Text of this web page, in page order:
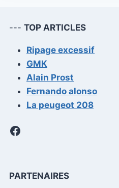
--- TOP ARTICLES
Ripage excessif
GMK
Alain Prost
Fernando alonso
La peugeot 208
Facebook
PARTENAIRES